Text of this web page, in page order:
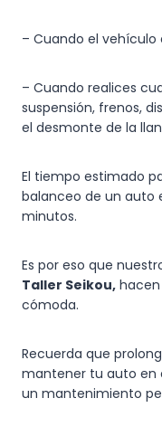
– Cuando el
– Cuando realices
suspensión, frenos,
el desmonte de la
El tiempo estimado
balanceo de un auto
minutos.
Es por eso que
Taller Seikou,
cómoda.
Recuerda que
mantener tu auto en
un mantenimiento